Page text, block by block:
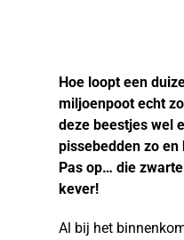
Hoe loopt een
miljoenpoot echt
deze beestjes wel
pissebedden zo
Pas op… die
kever!
Al bij het